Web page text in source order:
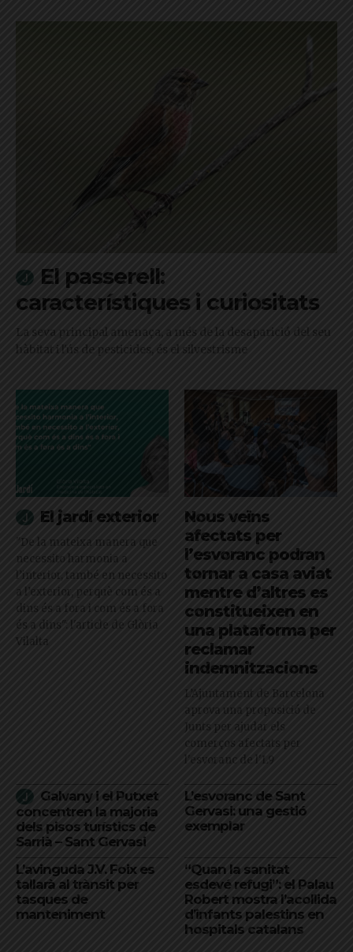
El passerell:
característiques i curiositats
La seva principal amenaça, a més de la desaparició del seu
hàbitat i l'ús de pesticides, és el silvestrisme
El jardí exterior
"De la mateixa manera que
necessito harmonia a
l’interior, també en necessito
a l’exterior, perquè com és a
dins és a fora i com és a fora
és a dins": l'article de Glòria
Vilalta
Nous veïns
afectats per
l’esvoranc podran
tornar a casa aviat
mentre d’altres es
constitueixen en
una plataforma per
reclamar
indemnitzacions
L’Ajuntament de Barcelona
aprova una proposició de
Junts per ajudar els
comerços afectats per
l'esvoranc de l'L9
Galvany i el Putxet
concentren la majoria
dels pisos turístics de
Sarrià – Sant Gervasi
L’esvoranc de Sant
Gervasi: una gestió
exemplar
L’avinguda J.V. Foix es
tallarà al trànsit per
tasques de
manteniment
“Quan la sanitat
esdevé refugi”: el Palau
Robert mostra l’acollida
d’infants palestins en
hospitals catalans